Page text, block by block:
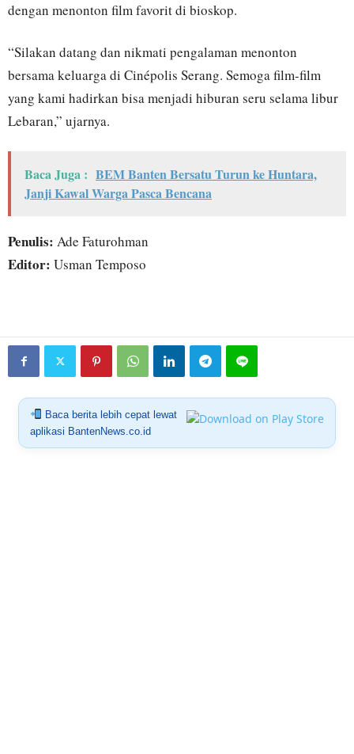
dengan menonton film favorit di bioskop.
“Silakan datang dan nikmati pengalaman menonton
bersama keluarga di Cinépolis Serang. Semoga film-film
yang kami hadirkan bisa menjadi hiburan seru selama libur
Lebaran,” ujarnya.
Baca Juga : BEM Banten Bersatu Turun ke Huntara,
Janji Kawal Warga Pasca Bencana
Penulis: Ade Faturohman
Editor: Usman Temposo
Baca berita lebih cepat lewat
aplikasi BantenNews.co.id